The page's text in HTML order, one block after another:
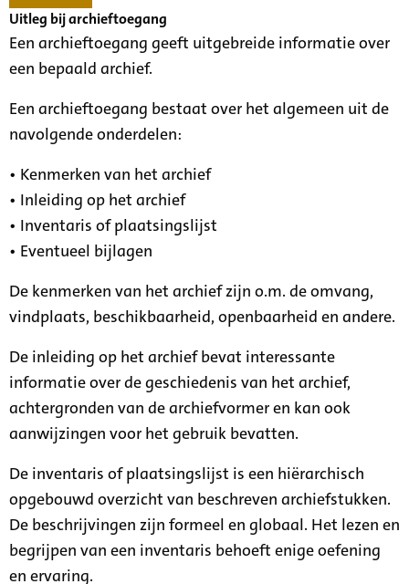
Uitleg bij archieftoegang
Een archieftoegang geeft uitgebreide informatie over
een bepaald archief.
Een archieftoegang bestaat over het algemeen uit de
navolgende onderdelen:
• Kenmerken van het archief
• Inleiding op het archief
• Inventaris of plaatsingslijst
• Eventueel bijlagen
De kenmerken van het archief zijn o.m. de omvang,
vindplaats, beschikbaarheid, openbaarheid en andere.
De inleiding op het archief bevat interessante
informatie over de geschiedenis van het archief,
achtergronden van de archiefvormer en kan ook
aanwijzingen voor het gebruik bevatten.
De inventaris of plaatsingslijst is een hiërarchisch
opgebouwd overzicht van beschreven archiefstukken.
De beschrijvingen zijn formeel en globaal. Het lezen en
begrijpen van een inventaris behoeft enige oefening
en ervaring.